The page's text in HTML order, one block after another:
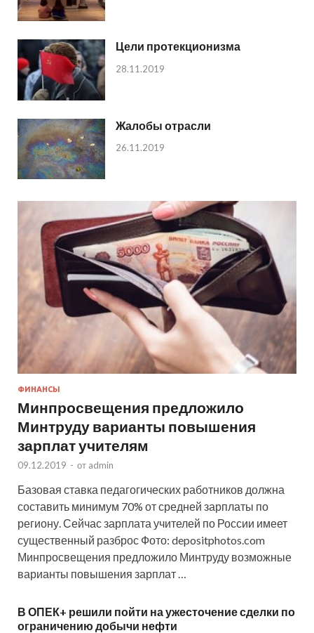
Цели протекционизма
28.11.2019
Жалобы отрасли
26.11.2019
ФИНАНСЫ
Минпросвещения предложило
Минтруду варианты повышения
зарплат учителям
09.12.2019 - от admin
Базовая ставка педагогических работников должна
составить минимум 70% от средней зарплаты по
региону. Сейчас зарплата учителей по России имеет
существенный разброс Фото: depositphotos.com
Минпросвещения предложило Минтруду возможные
варианты повышения зарплат …
В ОПЕК+ решили пойти на ужесточение сделки по
ограничению добычи нефти